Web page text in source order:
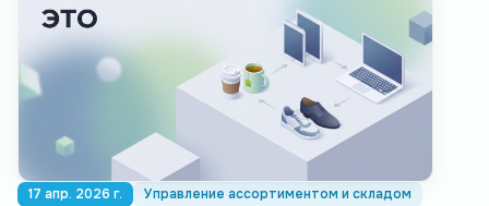
17 апр. 2026 г. Управление ассортиментом и складом